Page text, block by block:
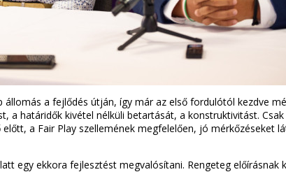
a fejlődés útján, így már az első fordulótól kezdve
határidők kivétel nélküli betartását, a konstruktivitást.
a Fair Play szellemének megfelelően, jó mérkőzéseket
egy ekkora fejlesztést megvalósítani. Rengeteg előírásnak